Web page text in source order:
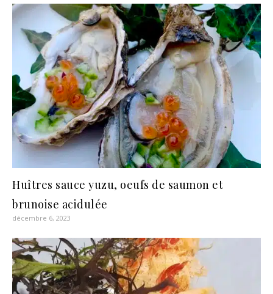
Huîtres sauce yuzu, oeufs de saumon et
brunoise acidulée
décembre 6, 2023